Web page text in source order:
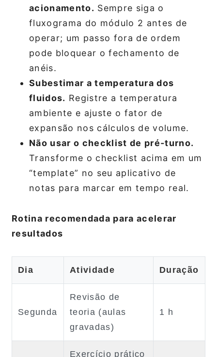
acionamento. Sempre siga o
fluxograma do módulo 2 antes de
operar; um passo fora de ordem
pode bloquear o fechamento de
anéis.
Subestimar a temperatura dos
fluidos. Registre a temperatura
ambiente e ajuste o fator de
expansão nos cálculos de volume.
Não usar o checklist de pré‑turno.
Transforme o checklist acima em um
“template” no seu aplicativo de
notas para marcar em tempo real.
Rotina recomendada para acelerar
resultados
Dia Atividade Duração
Segunda
Revisão de
teoria (aulas
gravadas)
1 h
Exercício prático